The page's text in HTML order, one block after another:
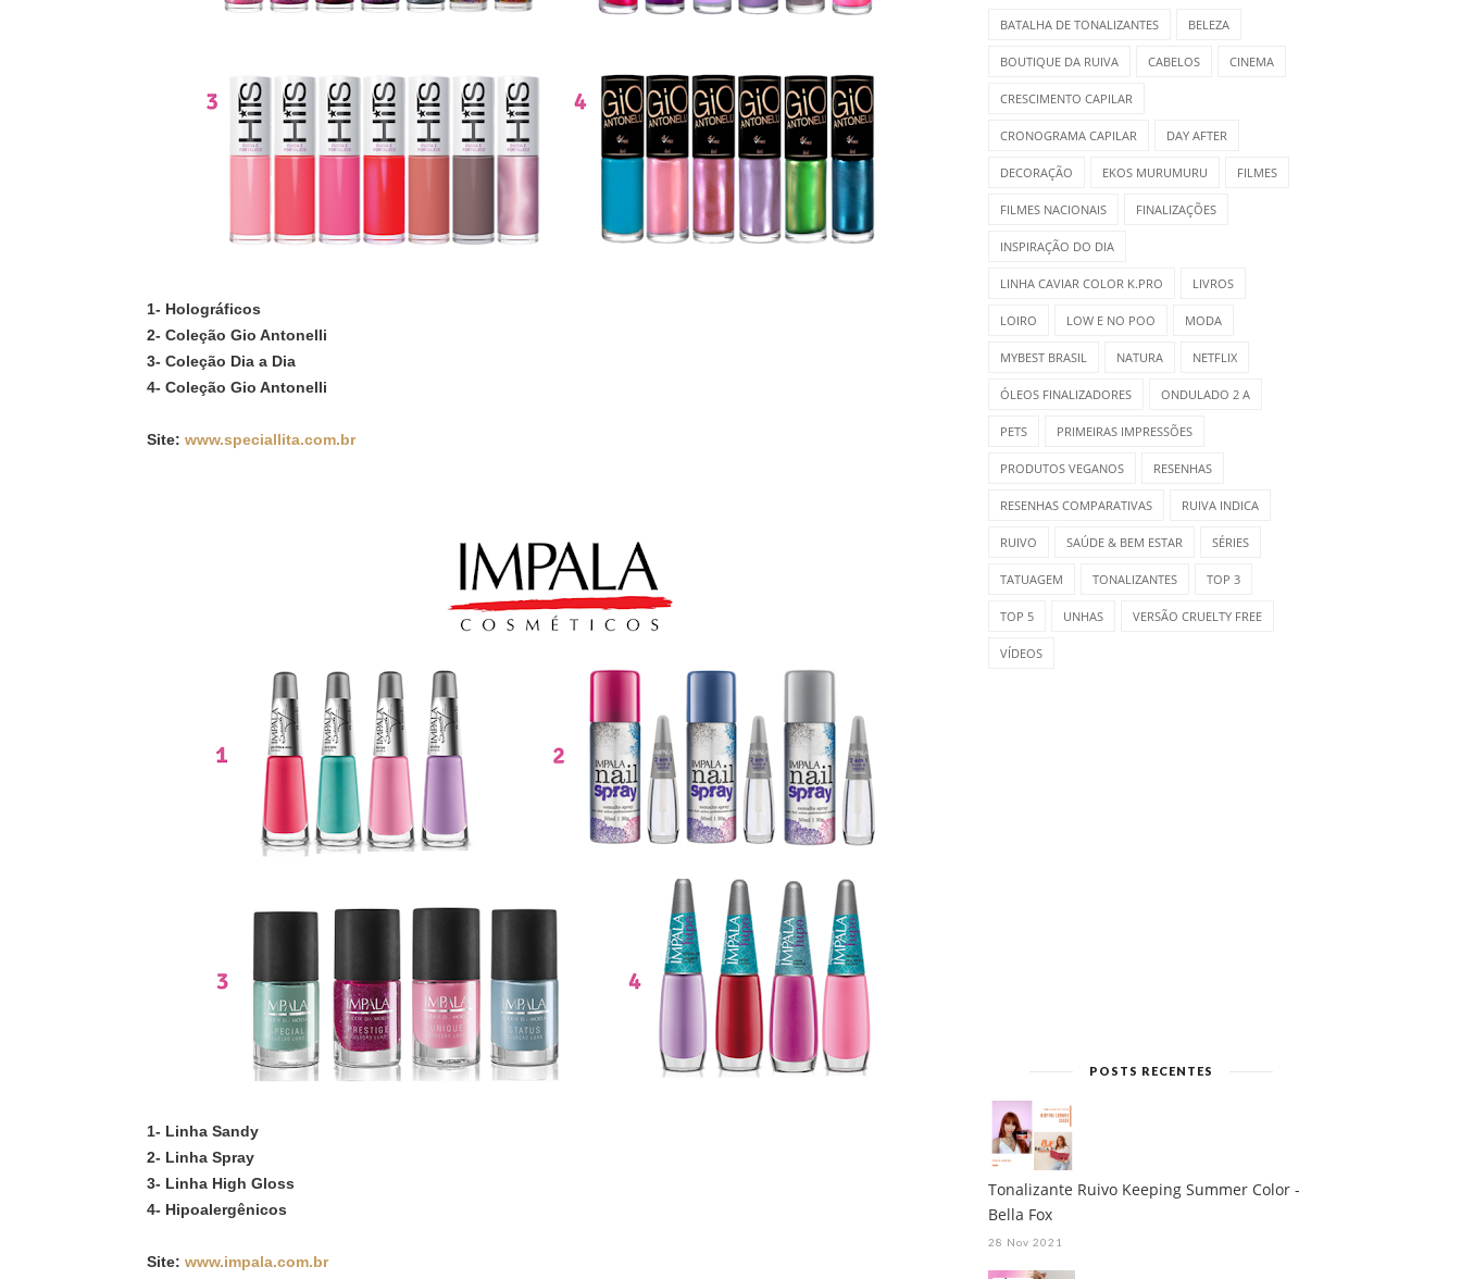
1- Holográficos
2- Coleção Gio Antonelli
3- Coleção Dia a Dia
4- Coleção Gio Antonelli
Site: www.speciallita.com.br
1- Linha Sandy
2- Linha Spray
3- Linha High Gloss
4- Hipoalergênicos
Site: www.impala.com.br
BATALHA DE TONALIZANTES BELEZA
BOUTIQUE DA RUIVA CABELOS CINEMA
CRESCIMENTO CAPILAR
CRONOGRAMA CAPILAR DAY AFTER
DECORAÇÃO EKOS MURUMURU FILMES
FILMES NACIONAIS FINALIZAÇÕES
INSPIRAÇÃO DO DIA
LINHA CAVIAR COLOR K.PRO LIVROS
LOIRO LOW E NO POO MODA
MYBEST BRASIL NATURA NETFLIX
ÓLEOS FINALIZADORES ONDULADO 2 A
PETS PRIMEIRAS IMPRESSÕES
PRODUTOS VEGANOS RESENHAS
RESENHAS COMPARATIVAS RUIVA INDICA
RUIVO SAÚDE & BEM ESTAR SÉRIES
TATUAGEM TONALIZANTES TOP 3
TOP 5 UNHAS VERSÃO CRUELTY FREE
VÍDEOS
POSTS RECENTES
Tonalizante Ruivo Keeping Summer Color -
Bella Fox
28 Nov 2021